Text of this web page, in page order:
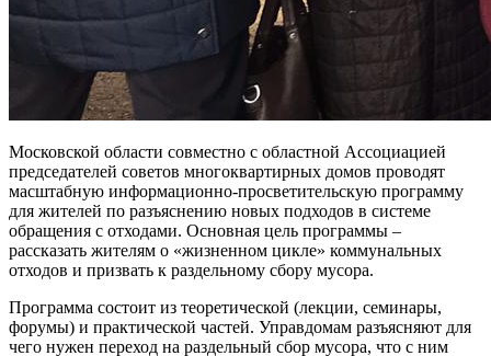
Московской области совместно с областной Ассоциацией
председателей советов многоквартирных домов проводят
масштабную информационно-просветительскую программу
для жителей по разъяснению новых подходов в системе
обращения с отходами. Основная цель программы –
рассказать жителям о «жизненном цикле» коммунальных
отходов и призвать к раздельному сбору мусора.
Программа состоит из теоретической (лекции, семинары,
форумы) и практической частей. Управдомам разъясняют для
чего нужен переход на раздельный сбор мусора, что с ним